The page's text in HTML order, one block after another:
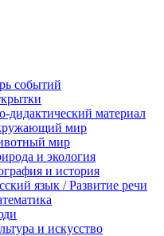
событий
дидактический материал
мир
мир
и экология
и история
язык / Развитие речи
и искусство